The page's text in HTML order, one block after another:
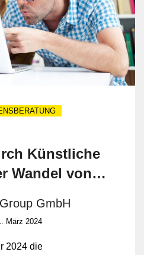
Künstliche
Wandel von
GmbH
März 2024
2024 die